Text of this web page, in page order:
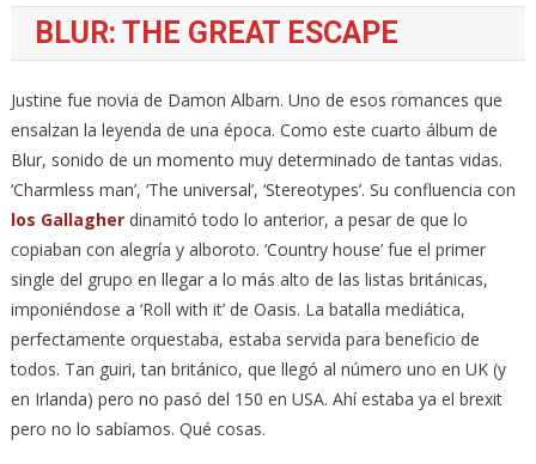
BLUR: THE GREAT ESCAPE
Justine fue novia de Damon Albarn. Uno de esos romances que
ensalzan la leyenda de una época. Como este cuarto álbum de
Blur, sonido de un momento muy determinado de tantas vidas.
‘Charmless man’, ‘The universal’, ‘Stereotypes’. Su confluencia con
los Gallagherdinamitó todo lo anterior, a pesar de que lo
copiaban con alegría y alboroto. ‘Country house’ fue el primer
single del grupo en llegar a lo más alto de las listas británicas,
imponiéndose a ‘Roll with it’ de Oasis. La batalla mediática,
perfectamente orquestaba, estaba servida para beneficio de
todos. Tan guiri, tan británico, que llegó al número uno en UK (y
en Irlanda) pero no pasó del 150 en USA. Ahí estaba ya el brexit
pero no lo sabíamos. Qué cosas.